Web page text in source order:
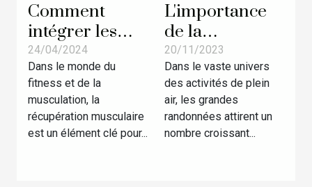
Comment
intégrer les
BCAA dans un
régime
alimentaire
pour
maximiser la
24/04/2024
Dans le monde du
fitness et de la
musculation, la
récupération musculaire
est un élément clé pour...
L'importance
de la
préparation
physique pour
les grandes
randonnées
20/11/2023
Dans le vaste univers
des activités de plein
air, les grandes
randonnées attirent un
nombre croissant...